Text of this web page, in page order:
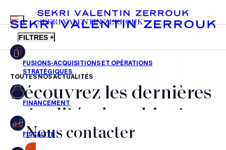
FR EN
MENU
SEKRI VALENTIN ZERROUK
FILTRES +
Fusions-acquisitions et opérations stratégiques
Financement
Fiscalité
TOUTES NOS ACTUALITÉS
Découvrez les dernières
actualités du cabinet,
nos récompenses et nos
Nous contacter